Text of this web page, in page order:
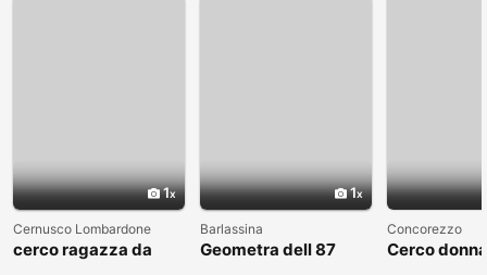
1
Cernusco Lombardone
cerco ragazza da
1
Barlassina
Geometra dell 87
Concorezzo
Cerco